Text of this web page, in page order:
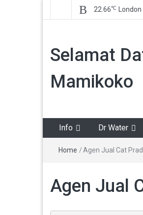
22.66℃ London
Selamat
Mamikoko
Info Dr Water
Home /Agen Jual Cat
Agen Jual